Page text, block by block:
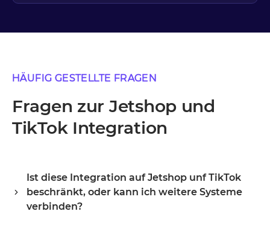
HÄUFIG GESTELLTE FRAGEN
Fragen zur Jetshop und
TikTok Integration
Ist diese Integration auf Jetshop unf TikTok
beschränkt, oder kann ich weitere Systeme
verbinden?